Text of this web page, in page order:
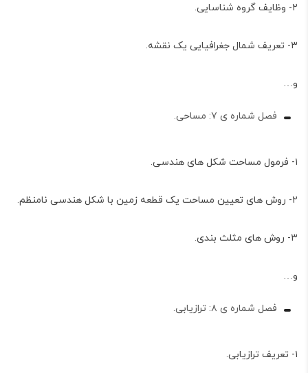
۲- وظایف گروه شناسایی.
۳- تعریف شمال جغرافیایی یک نقشه.
و…
فصل شماره ی ۷: مساحی.
۱- فرمول مساحت شکل های هندسی.
۲- روش های تعیین مساحت یک قطعه زمین با شکل هندسی نامنظم.
۳- روش های مثلث بندی.
و…
فصل شماره ی ۸: ترازیابی.
۱- تعریف ترازیابی.